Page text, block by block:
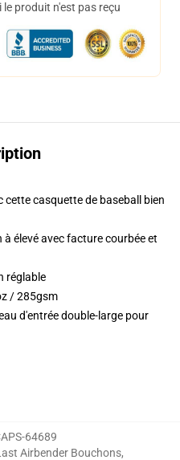
produit n'est pas reçu
casquette de baseball bien
élevé avec facture courbée et
réglable
/ 285gsm
d'entrée double-large pour
64689
Airbender Bouchons,